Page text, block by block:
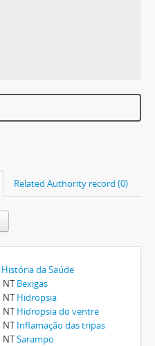
Related Authority record (0)
História da Saúde
NT Bexigas
NT Hidropsia
NT Hidropsia do ventre
NT Inflamação das tripas
NTSarampo